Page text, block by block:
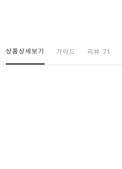
상품상세보기 가이드 리뷰 71